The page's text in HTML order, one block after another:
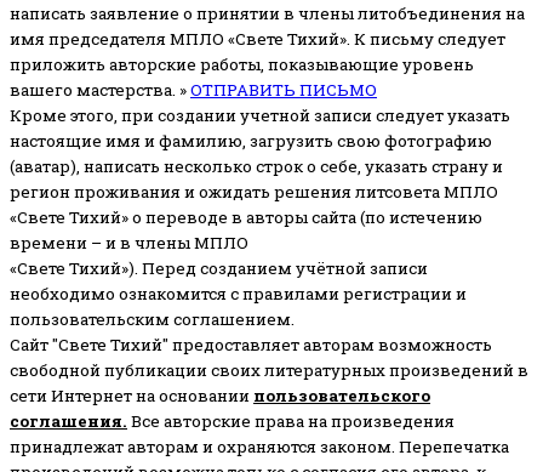
написать заявление о принятии в члены литобъединения на
имя председателя МПЛО «Свете Тихий». К письму следует
приложить авторские работы, показывающие уровень
вашего мастерства. »ОТПРАВИТЬ ПИСЬМО
Кроме этого, при создании учетной записи следует указать
настоящие имя и фамилию, загрузить свою фотографию
(аватар), написать несколько строк о себе, указать страну и
регион проживания и ожидать решения литсовета МПЛО
«Свете Тихий» о переводе в авторы сайта (по истечению
времени – и в члены МПЛО
«Свете Тихий»). Перед созданием учётной записи
необходимо ознакомится с правилами регистрации и
пользовательским соглашением.
Сайт "Свете Тихий" предоставляет авторам возможность
свободной публикации своих литературных произведений в
сети Интернет на основании пользовательского
соглашения. Все авторские права на произведения
принадлежат авторам и охраняются законом. Перепечатка